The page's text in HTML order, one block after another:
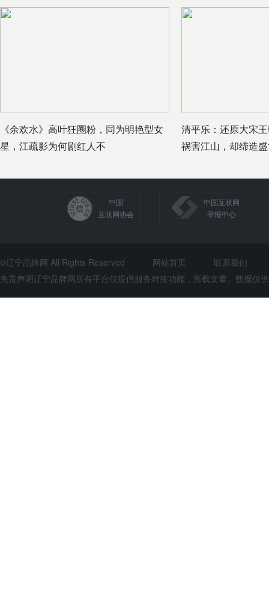
《余欢水》高叶狂圈粉，同为明艳型女
星，江疏影为何剧红人不
清平乐：还原大宋
祸害江山，却缔造
中国
互联网协会
中国互联网
举报中心
©辽宁品牌网 All Rights Reserved 网站首页
联系我们
免责声明辽宁品牌网所有平台仅提供服务对接功能，所载文章、数据